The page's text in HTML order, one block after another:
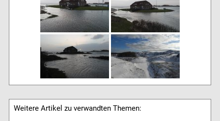
Weitere Artikel zu verwandten Themen: